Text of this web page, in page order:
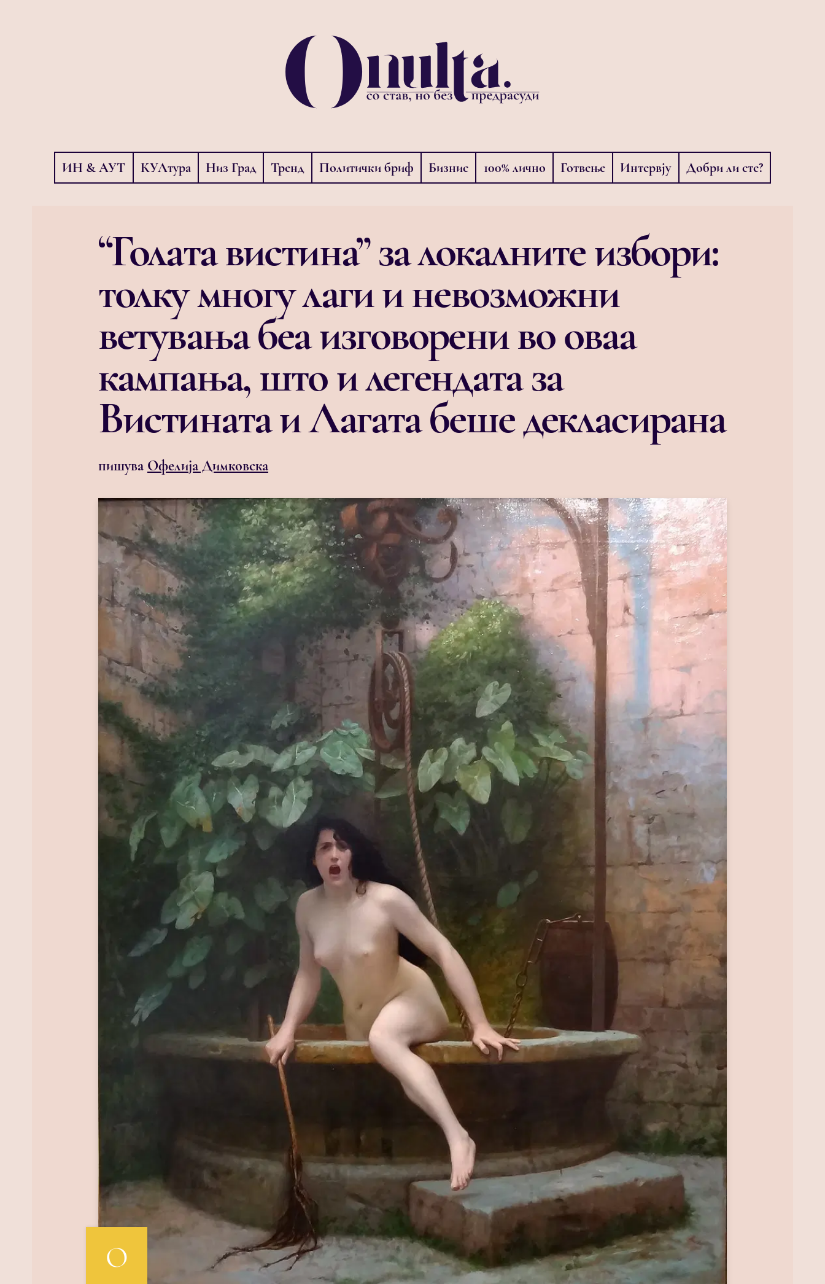
ИН & АУТ КУЛтура Низ Град Тренд Политички бриф Бизнис 100% лично Готвење Интервју Добри ли сте?
“Голата вистина” за локалните избори:
толку многу лаги и невозможни
ветувања беа изговорени во оваа
кампања, што и легендата за
Вистината и Лагата беше декласирана
пишува Офелија Димковска
О